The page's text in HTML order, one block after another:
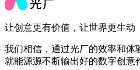
让创意更有价值，让世界更生动
我们相信，通过光厂的效率和体
就能源源不断输出好的数字创意